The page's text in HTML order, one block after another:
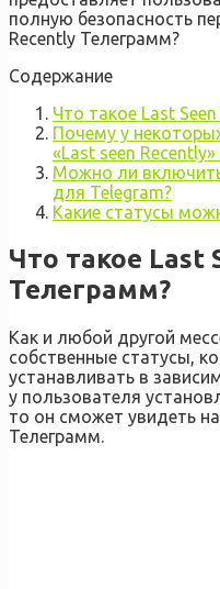
полную безопасность
Recently Телеграмм?
Содержание
Что такое Last
Почему у
«Last seen
Можно ли
для Telegram?
Какие статусы
Что такое Last
Телеграмм?
Как и любой другой
собственные статусы,
устанавливать в
у пользователя
то он сможет увидеть
Телеграмм.